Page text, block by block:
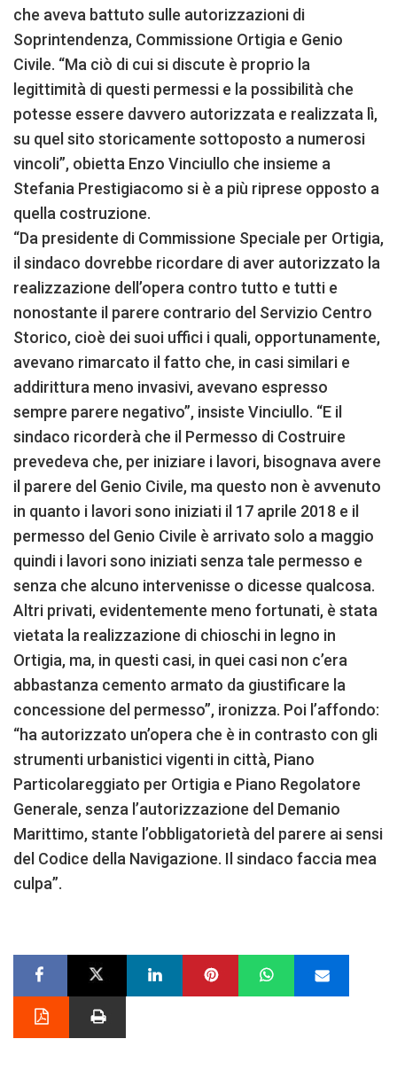
che aveva battuto sulle autorizzazioni di
Soprintendenza, Commissione Ortigia e Genio
Civile. “Ma ciò di cui si discute è proprio la
legittimità di questi permessi e la possibilità che
potesse essere davvero autorizzata e realizzata lì,
su quel sito storicamente sottoposto a numerosi
vincoli”, obietta Enzo Vinciullo che insieme a
Stefania Prestigiacomo si è a più riprese opposto a
quella costruzione.
“Da presidente di Commissione Speciale per Ortigia,
il sindaco dovrebbe ricordare di aver autorizzato la
realizzazione dell’opera contro tutto e tutti e
nonostante il parere contrario del Servizio Centro
Storico, cioè dei suoi uffici i quali, opportunamente,
avevano rimarcato il fatto che, in casi similari e
addirittura meno invasivi, avevano espresso
sempre parere negativo”, insiste Vinciullo. “E il
sindaco ricorderà che il Permesso di Costruire
prevedeva che, per iniziare i lavori, bisognava avere
il parere del Genio Civile, ma questo non è avvenuto
in quanto i lavori sono iniziati il 17 aprile 2018 e il
permesso del Genio Civile è arrivato solo a maggio
quindi i lavori sono iniziati senza tale permesso e
senza che alcuno intervenisse o dicesse qualcosa.
Altri privati, evidentemente meno fortunati, è stata
vietata la realizzazione di chioschi in legno in
Ortigia, ma, in questi casi, in quei casi non c’era
abbastanza cemento armato da giustificare la
concessione del permesso”, ironizza. Poi l’affondo:
“ha autorizzato un’opera che è in contrasto con gli
strumenti urbanistici vigenti in città, Piano
Particolareggiato per Ortigia e Piano Regolatore
Generale, senza l’autorizzazione del Demanio
Marittimo, stante l’obbligatorietà del parere ai sensi
del Codice della Navigazione. Il sindaco faccia mea
culpa”.